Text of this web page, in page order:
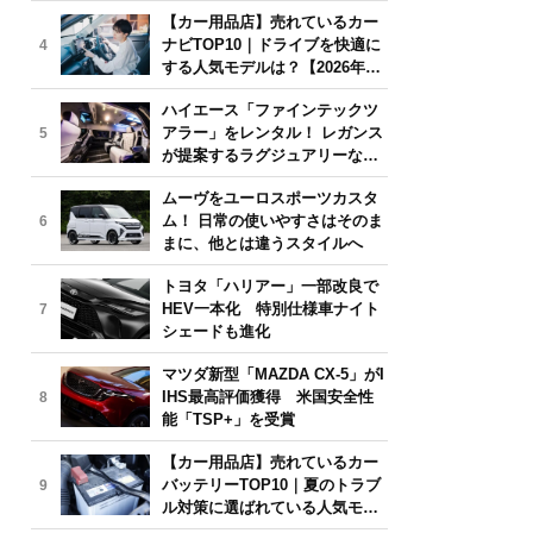
4
【カー用品店】売れているカー
ナビTOP10｜ドライブを快適に
する人気モデルは？【2026年6
月版】
5
ハイエース「ファインテックツ
アラー」をレンタル！ レガンス
が提案するラグジュアリーな移
動体験
6
ムーヴをユーロスポーツカスタ
ム！ 日常の使いやすさはそのま
まに、他とは違うスタイルへ
7
トヨタ「ハリアー」一部改良で
HEV一本化 特別仕様車ナイト
シェードも進化
8
マツダ新型「MAZDA CX-5」がI
IHS最高評価獲得 米国安全性
能「TSP+」を受賞
9
【カー用品店】売れているカー
バッテリーTOP10｜夏のトラブ
ル対策に選ばれている人気モデ